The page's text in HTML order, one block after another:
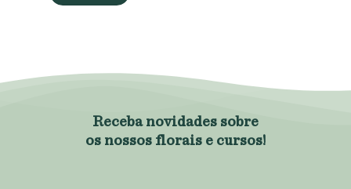
Receba novidades sobre
os nossos florais e cursos!